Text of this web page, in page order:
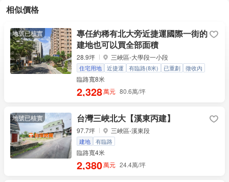
相似價格
地號已核實
專任約稀有北大旁近捷運國際一街的
建地也可以買全部面積
28.9坪 三峽區-大學段一小段
住宅用地 近捷運 有臨路(8米) 已重劃
徵收內
都計內
專任約
臨路寬8米
2,328萬元 80.6萬/坪
地號已核實 台灣三峽北大【溪東丙建】
97.7坪 三峽區-溪東段
建地 有臨路
臨路寬4米
2,380萬元 24.4萬/坪